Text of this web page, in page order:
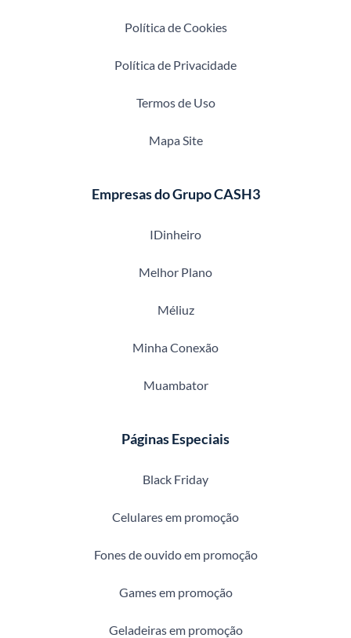
Política de Cookies
Política de Privacidade
Termos de Uso
Mapa Site
Empresas do Grupo CASH3
IDinheiro
Melhor Plano
Méliuz
Minha Conexão
Muambator
Páginas Especiais
Black Friday
Celulares em promoção
Fones de ouvido em promoção
Games em promoção
Geladeiras em promoção